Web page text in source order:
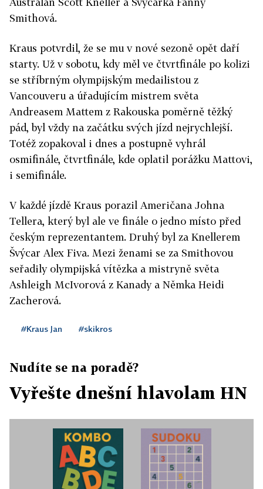
Smithová.
Kraus potvrdil, že se mu v nové sezoně opět daří
starty. Už v sobotu, kdy měl ve čtvrtfinále po kolizi
se stříbrným olympijským medailistou z
Vancouveru a úřadujícím mistrem světa
Andreasem Mattem z Rakouska poměrně těžký
pád, byl vždy na začátku svých jízd nejrychlejší.
Totéž zopakoval i dnes a postupně vyhrál
osmifinále, čtvrtfinále, kde oplatil porážku Mattovi,
i semifinále.
V každé jízdě Kraus porazil Američana Johna
Tellera, který byl ale ve finále o jedno místo před
českým reprezentantem. Druhý byl za Knellerem
Švýcar Alex Fiva. Mezi ženami se za Smithovou
seřadily olympijská vítězka a mistryně světa
Ashleigh McIvorová z Kanady a Němka Heidi
Zacherová.
#Kraus Jan #skikros
Nudíte se na poradě?
Vyřešte dnešní hlavolam HN